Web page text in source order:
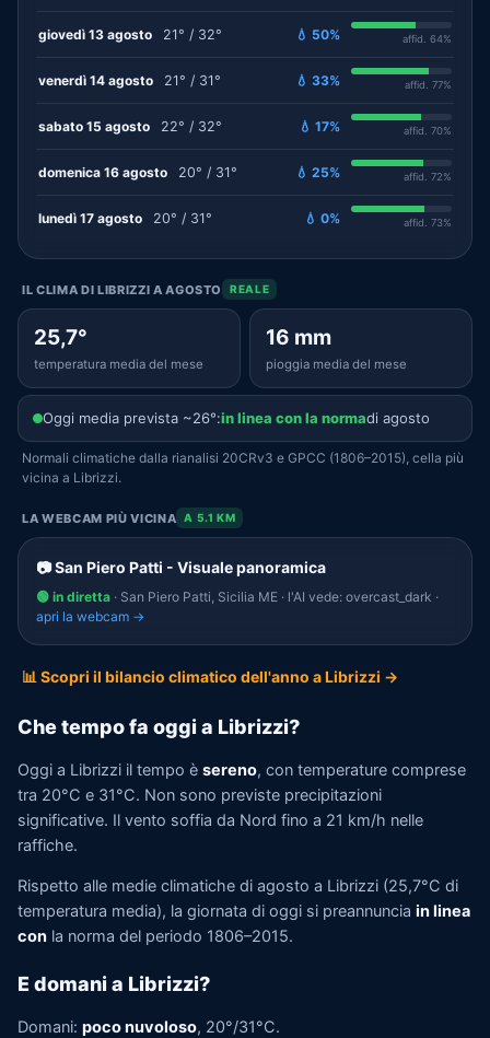
giovedì 13 agosto 21° / 32° 💧 50% affid. 64%
venerdì 14 agosto 21° / 31° 💧 33% affid. 77%
sabato 15 agosto 22° / 32° 💧 17% affid. 70%
domenica 16 agosto 20° / 31° 💧 25% affid. 72%
lunedì 17 agosto 20° / 31° 💧 0% affid. 73%
IL CLIMA DI LIBRIZZI A AGOSTO REALE
25,7°
temperatura media del mese
16 mm
pioggia media del mese
Oggi media prevista ~26°:in linea con la normadi agosto
Normali climatiche dalla rianalisi 20CRv3 e GPCC (1806–2015), cella più
vicina a Librizzi.
LA WEBCAM PIÙ VICINA A 5.1 KM
📷 San Piero Patti - Visuale panoramica
🟢 in diretta · San Piero Patti, Sicilia ME · l'AI vede: overcast_dark ·
apri la webcam →
📊 Scopri il bilancio climatico dell'anno a Librizzi →
Che tempo fa oggi a Librizzi?
Oggi a Librizzi il tempo è sereno, con temperature comprese
tra 20°C e 31°C. Non sono previste precipitazioni
significative. Il vento soffia da Nord fino a 21 km/h nelle
raffiche.
Rispetto alle medie climatiche di agosto a Librizzi (25,7°C di
temperatura media), la giornata di oggi si preannuncia in linea
con la norma del periodo 1806–2015.
E domani a Librizzi?
Domani: poco nuvoloso, 20°/31°C.